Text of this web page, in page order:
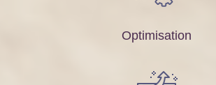
Optimisation